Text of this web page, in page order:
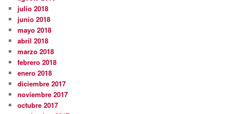
julio 2018
junio 2018
mayo 2018
abril 2018
marzo 2018
febrero 2018
enero 2018
diciembre 2017
noviembre 2017
octubre 2017